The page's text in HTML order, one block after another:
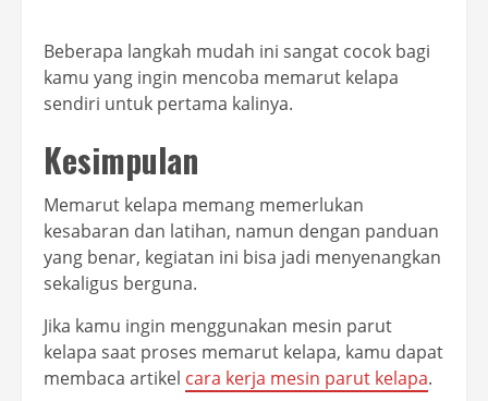
Beberapa langkah mudah ini sangat cocok bagi
kamu yang ingin mencoba memarut kelapa
sendiri untuk pertama kalinya.
Kesimpulan
Memarut kelapa memang memerlukan
kesabaran dan latihan, namun dengan panduan
yang benar, kegiatan ini bisa jadi menyenangkan
sekaligus berguna.
Jika kamu ingin menggunakan mesin parut
kelapa saat proses memarut kelapa, kamu dapat
membaca artikel cara kerja mesin parut kelapa.